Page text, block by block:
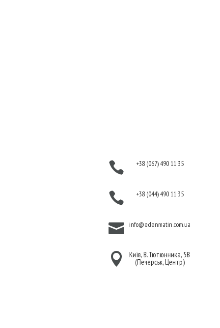
 +38 (067) 490 11 35
 +38 (044) 490 11 35
 info@edenmatin.com.ua
 Київ, В.Тютюнника, 5В
(Печерськ, Центр)